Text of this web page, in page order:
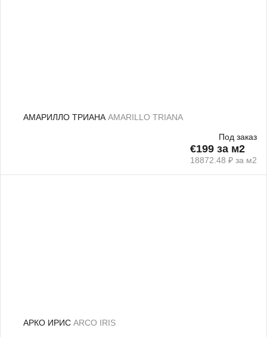
АМАРИЛЛО ТРИАНА AMARILLO TRIANA
Под заказ
€199 за м2
18872.48 ₽ за м2
АРКО ИРИС ARCO IRIS